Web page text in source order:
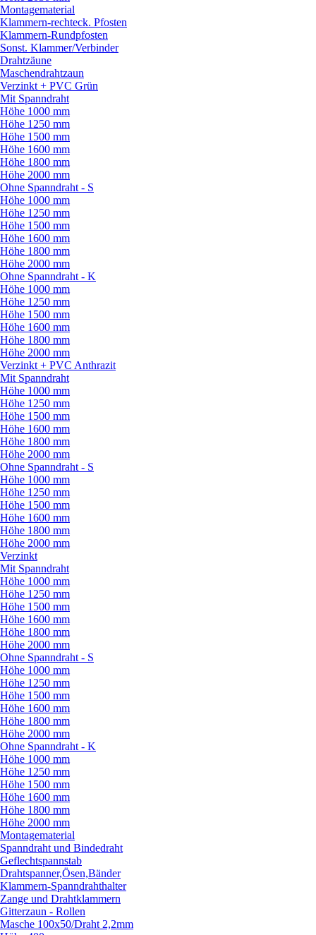
Montagematerial
Klammern-rechteck. Pfosten
Klammern-Rundpfosten
Sonst. Klammer/Verbinder
Drahtzäune
Maschendrahtzaun
Verzinkt + PVC Grün
Mit Spanndraht
Höhe 1000 mm
Höhe 1250 mm
Höhe 1500 mm
Höhe 1600 mm
Höhe 1800 mm
Höhe 2000 mm
Ohne Spanndraht - S
Höhe 1000 mm
Höhe 1250 mm
Höhe 1500 mm
Höhe 1600 mm
Höhe 1800 mm
Höhe 2000 mm
Ohne Spanndraht - K
Höhe 1000 mm
Höhe 1250 mm
Höhe 1500 mm
Höhe 1600 mm
Höhe 1800 mm
Höhe 2000 mm
Verzinkt + PVC Anthrazit
Mit Spanndraht
Höhe 1000 mm
Höhe 1250 mm
Höhe 1500 mm
Höhe 1600 mm
Höhe 1800 mm
Höhe 2000 mm
Ohne Spanndraht - S
Höhe 1000 mm
Höhe 1250 mm
Höhe 1500 mm
Höhe 1600 mm
Höhe 1800 mm
Höhe 2000 mm
Verzinkt
Mit Spanndraht
Höhe 1000 mm
Höhe 1250 mm
Höhe 1500 mm
Höhe 1600 mm
Höhe 1800 mm
Höhe 2000 mm
Ohne Spanndraht - S
Höhe 1000 mm
Höhe 1250 mm
Höhe 1500 mm
Höhe 1600 mm
Höhe 1800 mm
Höhe 2000 mm
Ohne Spanndraht - K
Höhe 1000 mm
Höhe 1250 mm
Höhe 1500 mm
Höhe 1600 mm
Höhe 1800 mm
Höhe 2000 mm
Montagematerial
Spanndraht und Bindedraht
Geflechtspannstab
Drahtspanner,Ösen,Bänder
Klammern-Spanndrahthalter
Zange und Drahtklammern
Gitterzaun - Rollen
Masche 100x50/Draht 2,2mm